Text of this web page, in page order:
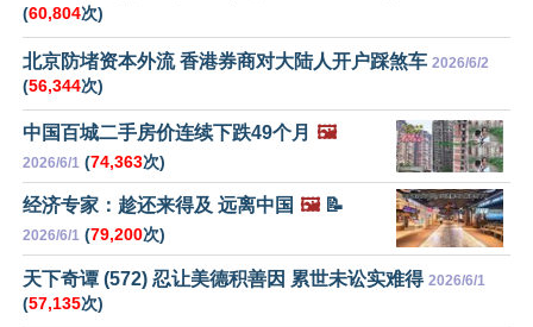
(60,804次)
北京防堵资本外流 香港券商对大陆人开户踩煞车 2026/6/2
(56,344次)
中国百城二手房价连续下跌49个月 🖼️
2026/6/1 (74,363次)
经济专家：趁还来得及 远离中国 🖼️📝
2026/6/1 (79,200次)
天下奇谭 (572) 忍让美德积善因 累世未讼实难得 2026/6/1
(57,135次)